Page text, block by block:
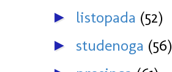
► listopada (52)
► studenoga (56)